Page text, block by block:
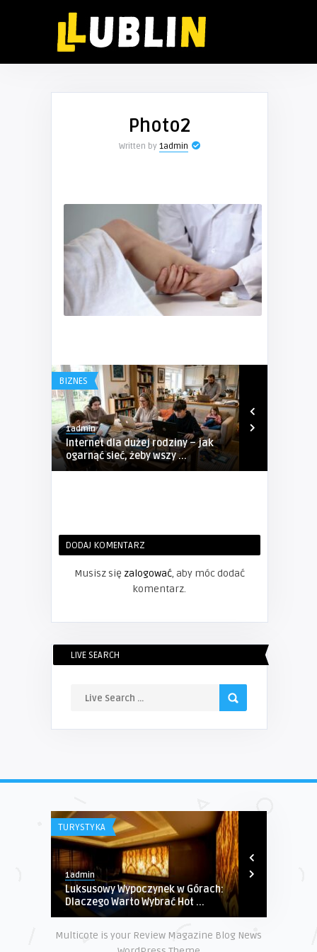
Photo2
Written by 1admin
BIZNES
1admin
Internet dla dużej rodziny – jak
ogarnąć sieć, żeby wszy ...
DODAJ KOMENTARZ
Musisz się zalogować, aby móc dodać
komentarz.
LIVE SEARCH
TURYSTYKA
1admin
Luksusowy Wypoczynek w Górach:
Dlaczego Warto Wybrać Hot ...
Multicote is your Review Magazine Blog News